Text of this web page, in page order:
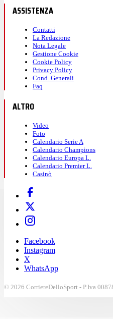
ASSISTENZA
Contatti
La Redazione
Nota Legale
Gestione Cookie
Cookie Policy
Privacy Policy
Cond. Generali
Faq
ALTRO
Video
Foto
Calendario Serie A
Calendario Champions
Calendario Europa L.
Calendario Premier L.
Casinò
Facebook
Instagram
X
WhatsApp
© 2026 CorriereDelloSport - P.Iva